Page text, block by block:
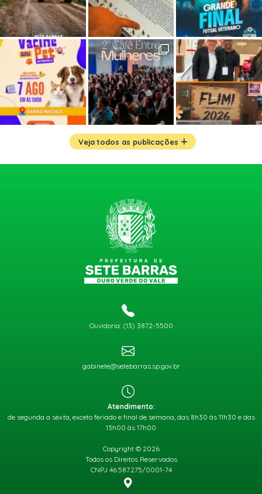
Veja todos as publicações
Ouvidoria: (13) 3872-5500
gabinete@setebarras.sp.gov.br
Atendimento:
de segunda a sexta, exceto feriado e final de semana, das 8h30 às 11h30 e das
13h00 às 17h00
Copyright © 2026
Todos os Direitos Reservados
CNPJ 46.587.275/0001-74